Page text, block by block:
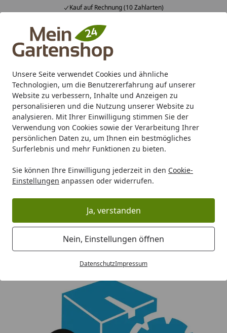
Unsere Seite verwendet Cookies und ähnliche
Technologien, um die Benutzererfahrung auf unserer
Website zu verbessern, Inhalte und Anzeigen zu
personalisieren und die Nutzung unserer Website zu
analysieren. Mit Ihrer Einwilligung stimmen Sie der
Verwendung von Cookies sowie der Verarbeitung Ihrer
persönlichen Daten zu, um Ihnen ein bestmögliches
Surferlebnis und mehr Funktionen zu bieten.
Sie können Ihre Einwilligung jederzeit in den Cookie-
Einstellungen anpassen oder widerrufen.
Ja, verstanden
Nein, Einstellungen öffnen
DatenschutzImpressum
Kauf auf Rechnung (10 Zahlarten)
Alle Produkte
Mein Konto
Suchen
Startseite
Oase Ersatzteile
Bei uns bekommen Sie alle Original Oase Ersatzteile.
98% aller Ersatzteile haben wir in hoher Stückzahl
dauerhaft für Sie auf Lager - daher nur 1 Tag
Lieferzeit.
Ersatzteil sofort am gleichen Tag. So ist Ihr Gerät
schnell wieder einsatzbereit!
Wir bieten Ihnen drei Möglichkeiten zur
Ersatzteilsuche: